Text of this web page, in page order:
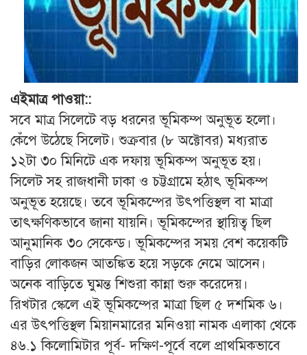
এইমাত্র পাওয়া::
সবে মাত্র সিলেটে বড় ধরনের ভূমিকম্প অনুভূত হলো।
কেঁপে উঠেছে সিলেট। শুক্রবার (৮ অক্টোবর) মধ্যরাত
১২টা ৩০ মিনিটে এক দফায় ভূমিকম্প অনুভূত হয়।
সিলেট সহ রাজধানী ঢাকা ও চট্টগ্রামে হঠাৎ ভূমিকম্প
অনুভূত হয়েছে। তবে ভূমিকম্পের উৎপত্তিস্থল বা মাত্রা
তাৎক্ষণিকভাবে জানা যায়নি। ভূমিকম্পের স্থায়িত্ব ছিল
আনুমানিক ৩০ সেকেন্ড। ভূমিকম্পের সময় বেশ কয়েকটি
বাড়ির লোকজন আতঙ্কিত হয়ে সড়কে নেমে আসেন।
অনেক বাড়িতে ঘুমন্ত শিশুরা কান্না শুরু করেদেয়।
রিখটার স্কেলে এই ভূমিকম্পের মাত্রা ছিল ৫ দশমিক ৬।
এর উৎপত্তিস্থল মিয়ানমারের মনিওয়া নামক এলাকা থেকে
৪৬.১ কিলোমিটার পূর্ব- দক্ষিণ-পূর্বে বলে প্রাথমিকভাবে